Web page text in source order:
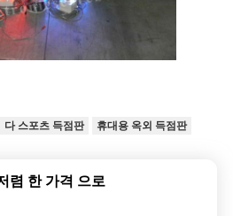
다 스포츠 득점판 휴대용 옥외 득점판
렴 한 가격 으로